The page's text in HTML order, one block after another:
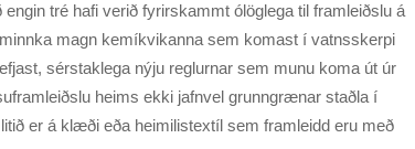
tré hafi verið fyrirskammt ólöglega til framleiðslu á
magn kemíkvikanna sem komast í vatnsskerpi
sérstaklega nýju reglurnar sem munu koma út úr
heims ekki jafnvel grunngrænar staðla í
er á klæði eða heimilistextíl sem framleidd eru með